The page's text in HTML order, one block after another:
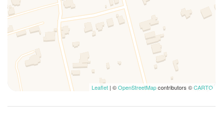
Leaflet | ©OpenStreetMapcontributors ©CARTO